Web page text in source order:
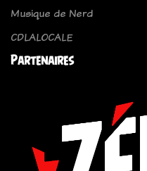
Musique de Nerd
CDLALOCALE
Partenaires